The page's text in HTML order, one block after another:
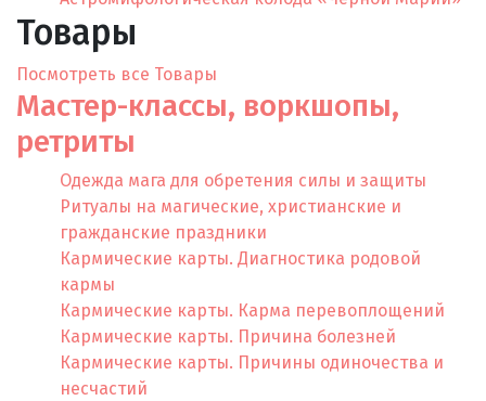
Товары
Посмотреть все Товары
Mастер-классы, воркшопы,
ретриты
Одежда мага для обретения силы и защиты
Ритуалы на магические, христианские и
гражданские праздники
Кармические карты. Диагностика родовой
кармы
Кармические карты. Карма перевоплощений
Кармические карты. Причина болезней
Кармические карты. Причины одиночества и
несчастий